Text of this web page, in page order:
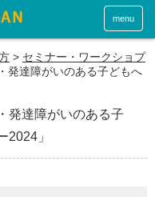
menu
> セミナー・ワークショプ
発達障がいのある子どもへ
発達障がいのある子
2024」